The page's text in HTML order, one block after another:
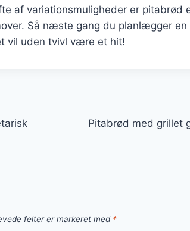
af variationsmuligheder er pitabrød
Så næste gang du planlægger en
vil uden tvivl være et hit!
Pitabrød med grillet
felter er markeret med *